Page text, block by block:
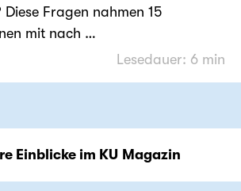
Fragen nahmen 15
mit nach …
Lesedauer: 6 min
Einblicke im KU Magazin